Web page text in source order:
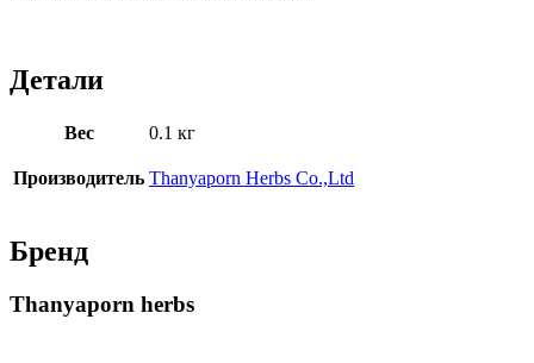
Детали
Вес 0.1 кг
Производитель Thanyaporn Herbs Co.,Ltd
Бренд
Thanyaporn herbs